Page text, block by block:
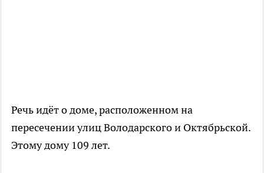
Речь идёт о доме, расположенном на
пересечении улиц Володарского и Октябрьской.
Этому дому 109 лет.